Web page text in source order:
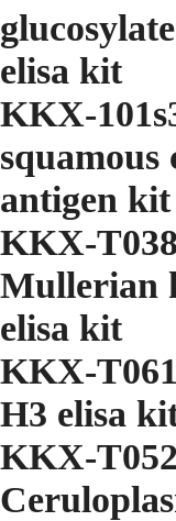
elisa kit
KKX-
squamous
antigen kit
KKX-
Mullerian
elisa kit
KKX-
H3 elisa
KKX-